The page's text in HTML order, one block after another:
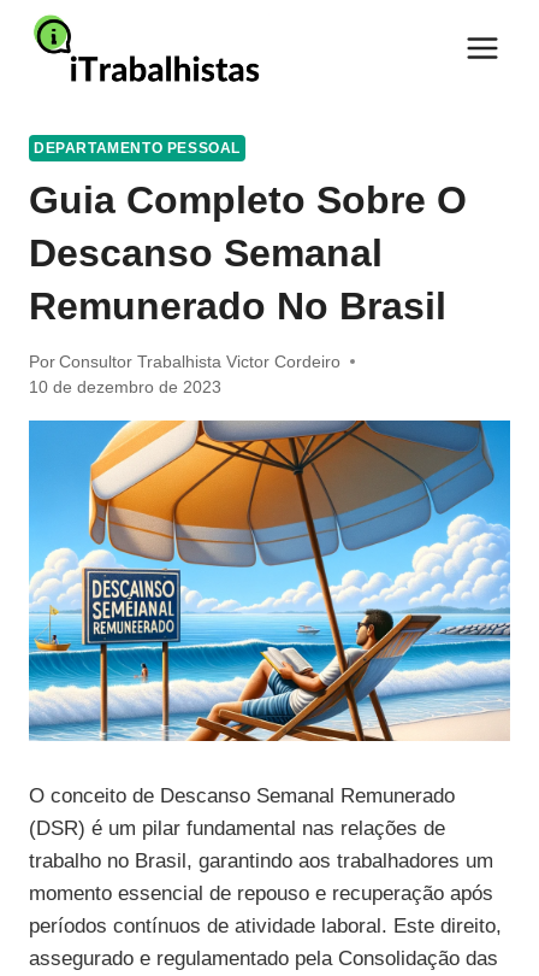
Pular
para
DEPARTAMENTO PESSOAL
Guia Completo Sobre O
Descanso Semanal
Remunerado No Brasil
Por Consultor Trabalhista Victor Cordeiro
10 de dezembro de 2023
O conceito de Descanso Semanal Remunerado
(DSR) é um pilar fundamental nas relações de
trabalho no Brasil, garantindo aos trabalhadores um
momento essencial de repouso e recuperação após
períodos contínuos de atividade laboral. Este direito,
assegurado e regulamentado pela Consolidação das